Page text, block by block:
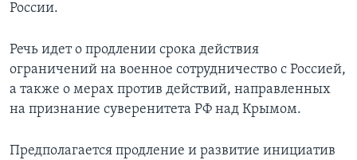
России.
Речь идет о продлении срока действия
ограничений на военное сотрудничество с Россией,
а также о мерах против действий, направленных
на признание суверенитета РФ над Крымом.
Предполагается продление и развитие инициатив